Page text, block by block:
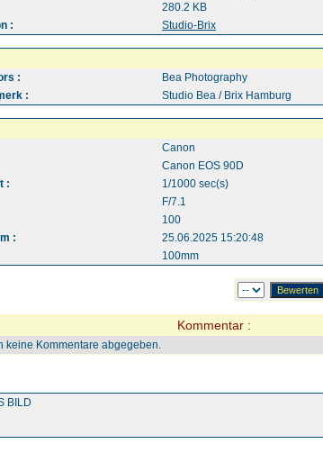
280.2 KB
:
Studio-Brix
:
Bea Photography
:
Studio Bea / Brix Hamburg
Canon
Canon EOS 90D
:
1/1000 sec(s)
F/7.1
100
:
25.06.2025 15:20:48
100mm
Kommentar :
keine Kommentare abgegeben.
BILD